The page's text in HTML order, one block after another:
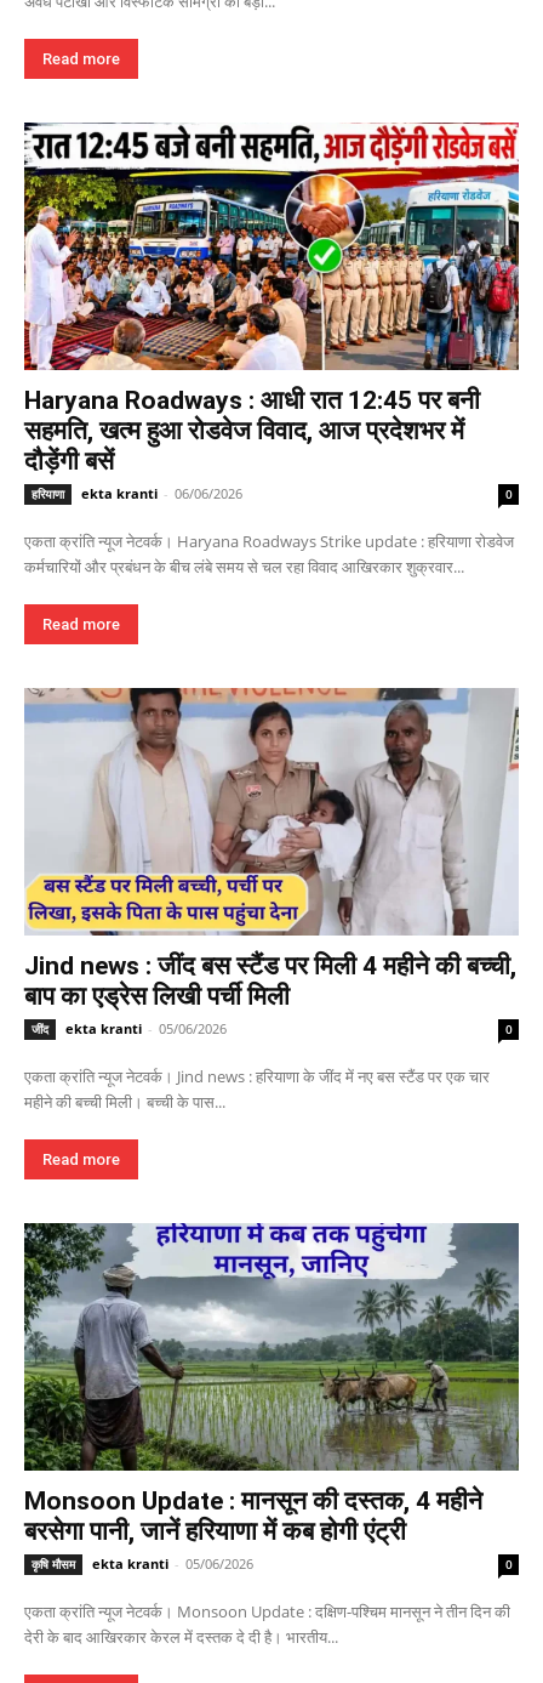
Read more
Haryana Roadways : आधी रात 12:45 पर बनी
सहमति, खत्म हुआ रोडवेज विवाद, आज प्रदेशभर में
दौड़ेंगी बसें
हरियाणा ekta kranti - 06/06/2026 0
एकता क्रांति न्यूज नेटवर्क। Haryana Roadways Strike update : हरियाणा रोडवेज
कर्मचारियों और प्रबंधन के बीच लंबे समय से चल रहा विवाद आखिरकार शुक्रवार...
Read more
Jind news : जींद बस स्टैंड पर मिली 4 महीने की बच्ची,
बाप का एड्रेस लिखी पर्ची मिली
जींद ekta kranti - 05/06/2026 0
एकता क्रांति न्यूज नेटवर्क। Jind news : हरियाणा के जींद में नए बस स्टैंड पर एक चार
महीने की बच्ची मिली। बच्ची के पास...
Read more
Monsoon Update : मानसून की दस्तक, 4 महीने
बरसेगा पानी, जानें हरियाणा में कब होगी एंट्री
कृषि मौसम ekta kranti - 05/06/2026 0
एकता क्रांति न्यूज नेटवर्क। Monsoon Update : दक्षिण-पश्चिम मानसून ने तीन दिन की
देरी के बाद आखिरकार केरल में दस्तक दे दी है। भारतीय...